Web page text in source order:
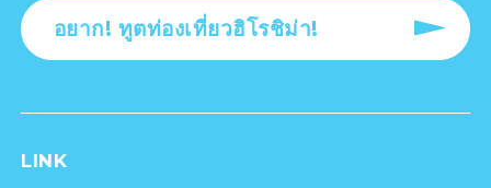
อยาก! ทูตท่องเที่ยวฮิโรชิม่า!
LINK